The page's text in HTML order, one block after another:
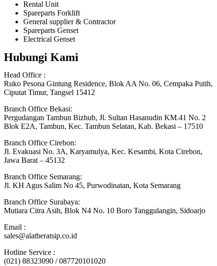
Rental Unit
Spareparts Forklift
General supplier & Contractor
Spareparts Genset
Electrical Genset
Hubungi Kami
Head Office :
Ruko Pesona Gintung Residence, Blok AA No. 06, Cempaka Putih,
Ciputat Timur, Tangsel 15412
Branch Office Bekasi:
Pergudangan Tambun Bizhub, Jl. Sultan Hasanudin KM.41 No. 2
Blok E2A, Tambun, Kec. Tambun Selatan, Kab. Bekasi – 17510
Branch Office Cirebon:
Jl. Evakuasi No. 3A, Karyamulya, Kec. Kesambi, Kota Cirebon,
Jawa Barat – 45132
Branch Office Semarang:
Jl. KH Agus Salim No 45, Purwodinatan, Kota Semarang
Branch Office Surabaya:
Mutiara Citra Asih, Blok N4 No. 10 Boro Tanggulangin, Sidoarjo
Email :
sales@alatberatsip.co.id
Hotline Service :
(021) 88323090 / 087720101020